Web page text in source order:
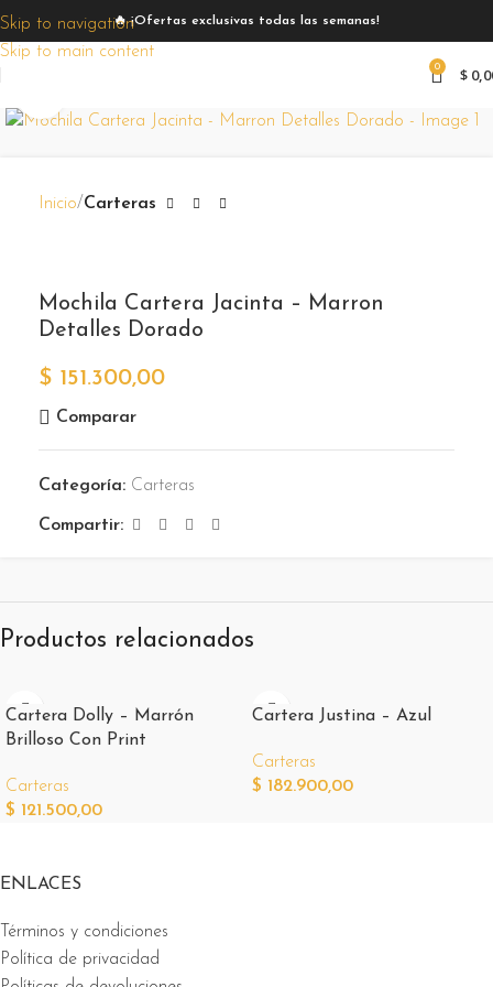
Skip to navigation
Skip to main content
🔥 ¡Ofertas exclusivas todas las semanas!
0 $
Inicio Carteras
Mochila Cartera Jacinta – Marron
Detalles Dorado
$ 151.300,00
Comparar
Categoría: Carteras
Compartir:
Productos relacionados
Cartera Dolly – Marrón
Brilloso Con Print
Carteras
$ 121.500,00
Cartera Justina – Azul
Carteras
$ 182.900,00
ENLACES
Términos y condiciones
Política de privacidad